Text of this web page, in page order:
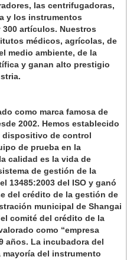
las centrifugadoras,
y los instrumentos
artículos. Nuestros
médicos, agrícolas, de
medio ambiente, de la
y ganan alto prestigio
como marca famosa de
2002. Hemos establecido
dispositivo de control
de prueba en la
calidad es la vida de
de gestión de la
13485:2003 del ISO y ganó
del crédito de la gestión de
municipal de Shangai
comité del crédito de la
como “empresa
años. La incubadora del
mayoría del instrumento